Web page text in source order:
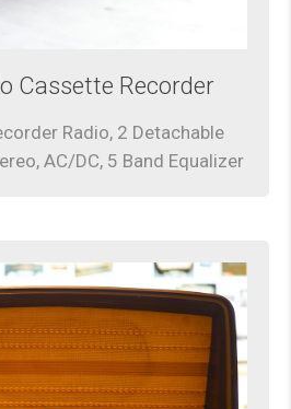
Cassette Recorder
Radio, 2 Detachable
AC/DC, 5 Band Equalizer